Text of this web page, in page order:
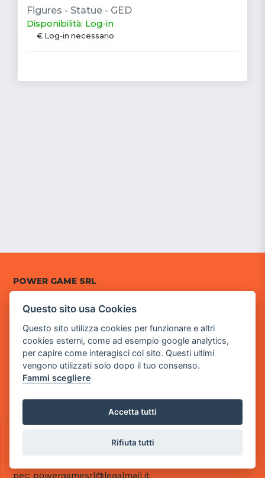
Figures - Statue - GED
Disponibilità: Log-in
€ Log-in necessario
POWER GAME SRL
Sede Legale
- 25014 Castenedolo, Brescia
Sede Operativa
via Industriale, 2 - 25082 Botticino, BS
Cod. SDI: RMRCWXR
CONTATTI
e-mail: info@powergame.it
pec: powergamesrl@legalmail.it
Questo sito usa Cookies
Questo sito utilizza cookies per funzionare e altri
cookies esterni, come ad esempio google analytics,
per capire come interagisci col sito. Questi ultimi
vengono utilizzati solo dopo il tuo consenso.
Fammi scegliere
Accetta tutti
Rifiuta tutti